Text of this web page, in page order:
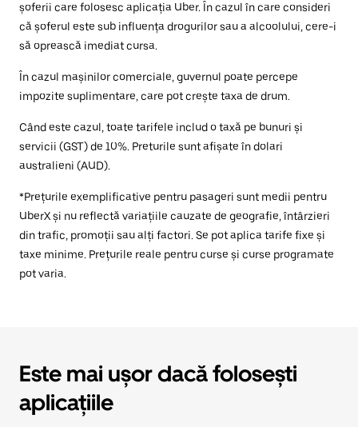
șoferii care folosesc aplicația Uber. În cazul în care consideri
că șoferul este sub influența drogurilor sau a alcoolului, cere-i
să oprească imediat cursa.
În cazul mașinilor comerciale, guvernul poate percepe
impozite suplimentare, care pot crește taxa de drum.
Când este cazul, toate tarifele includ o taxă pe bunuri și
servicii (GST) de 10%. Preturile sunt afișate în dolari
australieni (AUD).
*Prețurile exemplificative pentru pasageri sunt medii pentru
UberX și nu reflectă variațiile cauzate de geografie, întârzieri
din trafic, promoții sau alți factori. Se pot aplica tarife fixe și
taxe minime. Prețurile reale pentru curse și curse programate
pot varia.
Este mai ușor dacă folosești
aplicațiile